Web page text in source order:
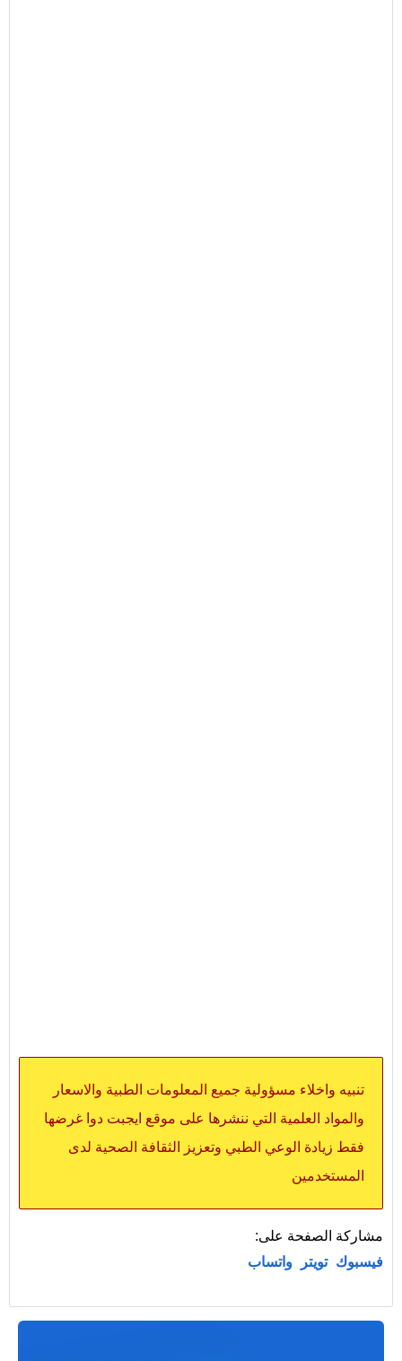
تنبيه واخلاء مسؤولية جميع المعلومات الطبية والاسعار
والمواد العلمية التي ننشرها على موقع ايجبت دوا غرضها
فقط زيادة الوعي الطبي وتعزيز الثقافة الصحية لدى
المستخدمين
مشاركة الصفحة على:
فيسبوك تويتر واتساب